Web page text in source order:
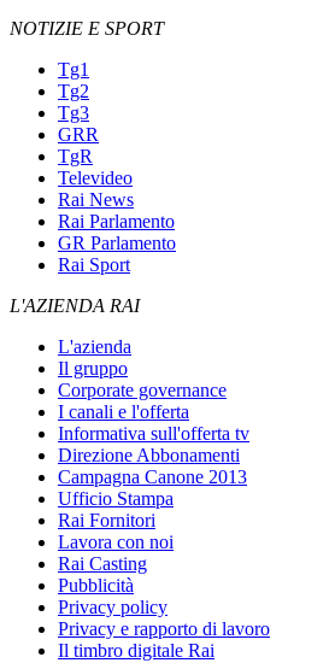
NOTIZIE E SPORT
Tg1
Tg2
Tg3
GRR
TgR
Televideo
Rai News
Rai Parlamento
GR Parlamento
Rai Sport
L'AZIENDA RAI
L'azienda
Il gruppo
Corporate governance
I canali e l'offerta
Informativa sull'offerta tv
Direzione Abbonamenti
Campagna Canone 2013
Ufficio Stampa
Rai Fornitori
Lavora con noi
Rai Casting
Pubblicità
Privacy policy
Privacy e rapporto di lavoro
Il timbro digitale Rai